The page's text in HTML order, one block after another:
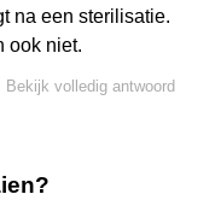
na een sterilisatie.
ook niet.
Bekijk volledig antwoord